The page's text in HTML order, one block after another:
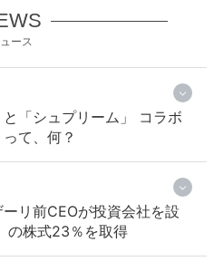
ース
「シュプリーム」 コラボ
て、何？
リ前CEOが投資会社を設
の株式23％を取得